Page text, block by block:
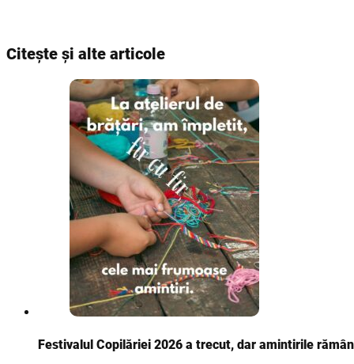
Citește și alte articole
Festivalul Copilăriei 2026 a trecut, dar amintirile